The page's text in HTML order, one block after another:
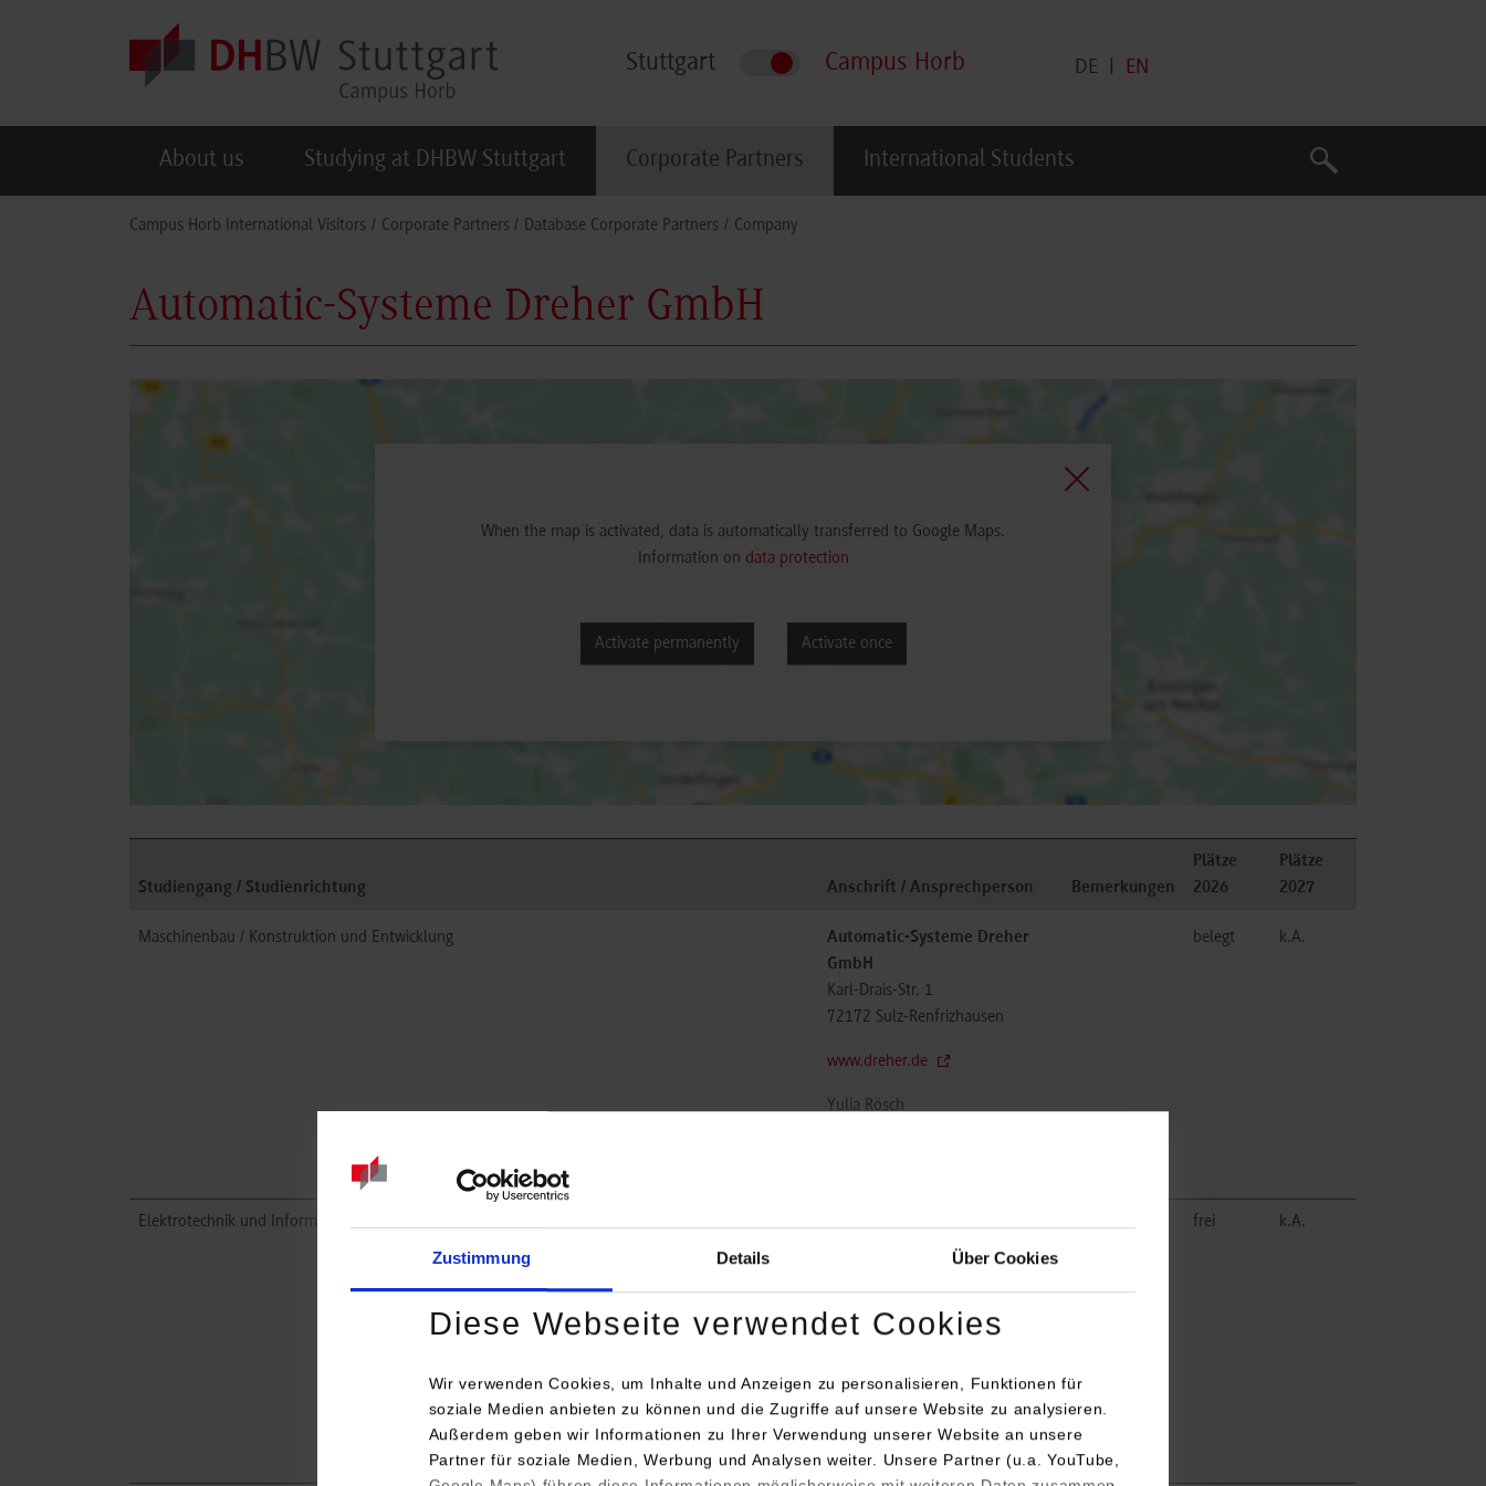
Zustimmung Details Über Cookies
Diese Webseite verwendet Cookies
Wir verwenden Cookies, um Inhalte und Anzeigen zu personalisieren, Funktionen für
soziale Medien anbieten zu können und die Zugriffe auf unsere Website zu analysieren.
Außerdem geben wir Informationen zu Ihrer Verwendung unserer Website an unsere
Partner für soziale Medien, Werbung und Analysen weiter. Unsere Partner (u.a. YouTube,
Stuttgart Campus Horb DE EN
About us Studying at DHBW Stuttgart Corporate Partners International Students
Search
Search
Campus Horb International Visitors Corporate Partners Database Corporate Partners Company
Automatic-Systeme Dreher GmbH
When the map is activated, data is automatically transferred to Google Maps.
Information on data protection
Activate permanently Activate once
Studiengang / Studienrichtung Anschrift / Ansprechperson Bemerkungen
Plätze
2026
Plätze
2027
Maschinenbau / Konstruktion und Entwicklung
Automatic-Systeme Dreher
GmbH
Karl-Drais-Str. 1
72172 Sulz-Renfrizhausen
www.dreher.de
Yulia Rösch
belegt k.A.
Elektrotechnik und Informationstechnik / Automation
Yulia Rösch
7454 881 603
y.roesch@dreher.de
frei k.A.